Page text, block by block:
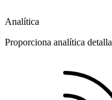
Analítica
Proporciona analítica